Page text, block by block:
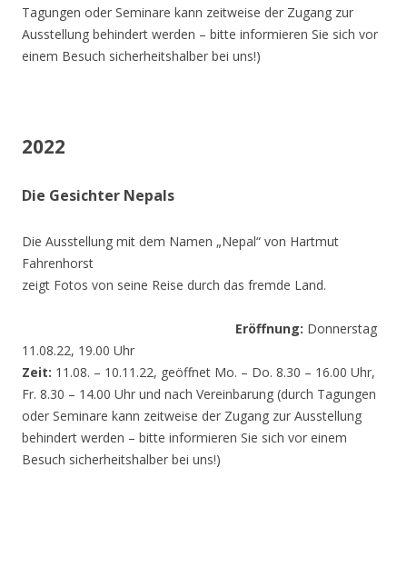
Tagungen oder Seminare kann zeitweise der Zugang zur
Ausstellung behindert werden – bitte informieren Sie sich vor
einem Besuch sicherheitshalber bei uns!)
2022
Die Gesichter Nepals
Die Ausstellung mit dem Namen „Nepal“ von Hartmut
Fahrenhorst
zeigt Fotos von seine Reise durch das fremde Land.
Eröffnung: Donnerstag
11.08.22, 19.00 Uhr
Zeit: 11.08. – 10.11.22, geöffnet Mo. – Do. 8.30 – 16.00 Uhr,
Fr. 8.30 – 14.00 Uhr und nach Vereinbarung (durch Tagungen
oder Seminare kann zeitweise der Zugang zur Ausstellung
behindert werden – bitte informieren Sie sich vor einem
Besuch sicherheitshalber bei uns!)